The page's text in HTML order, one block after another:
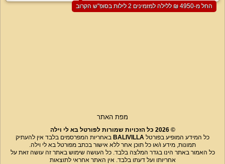
החל מ-‏4950 ₪ ללילה למזמינים 2 לילות בסופ"ש הקרוב
מפת האתר
© 2026 כל הזכויות שמורות לפורטל בא לי וילה
כל המידע המופיע בפורטל BALIVILLA באחריות המפרסמים בלבד אין להעתיק
תמונות, מידע ו/או כל תוכן אחר ללא אישור בכתב מפורטל בא לי וילה.
כל האמור באתר הינו בגדר המלצה בלבד. כל העושה שימוש באתר זה עושה זאת על
אחריותו ועל דעתו בלבד. אין האתר אחראי לתוצאות